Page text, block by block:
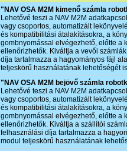
"NAV OSA M2M kimenő számla
Lehetővé teszi a NAV M2M
vagy csoportos, automatizált
és kompatibilitási átalakításokra, a
gombnyomással elvégezhető, előtte a
ellenőrizhetők. Kiváltja a vevői
díja tartalmazza a hagyományos fájl
teljeskörű használatának lehetőségét
"NAV OSA M2M bejövő számla
Lehetővé teszi a NAV M2M
vagy csoportos, automatizált
és kompatibilitási átalakításokra, a
gombnyomással elvégezhető, előtte a
ellenőrizhetők. Kiváltja a szállítói
felhasználási díja tartalmazza a
modul teljeskörű használatának